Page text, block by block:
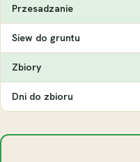
Przesadzanie
Siew do gruntu
Zbiory
Dni do zbioru